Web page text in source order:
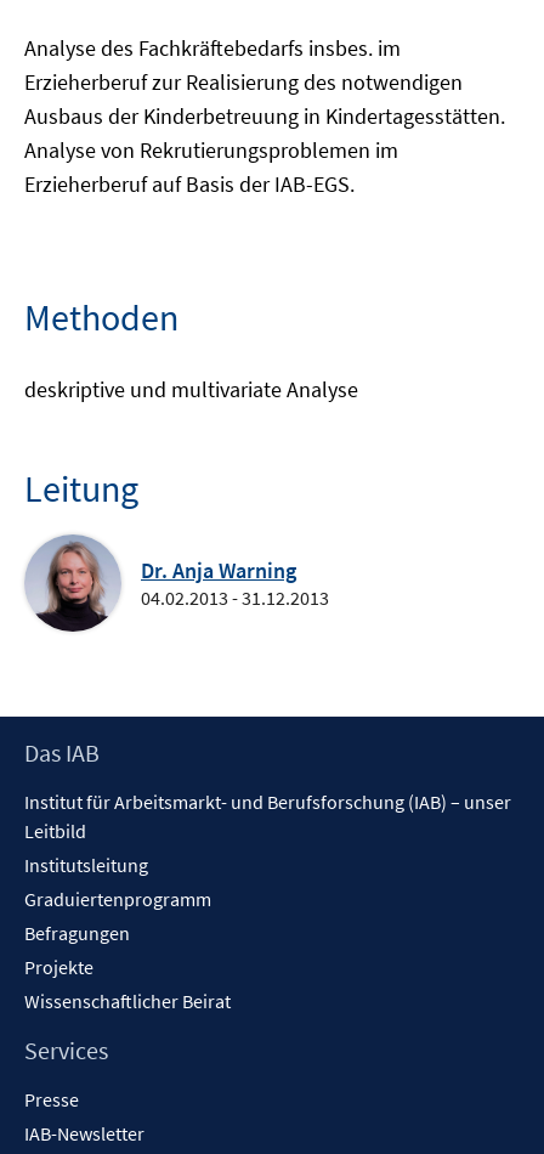
Analyse des Fachkräftebedarfs insbes. im
Erzieherberuf zur Realisierung des notwendigen
Ausbaus der Kinderbetreuung in Kindertagesstätten.
Analyse von Rekrutierungsproblemen im
Erzieherberuf auf Basis der IAB-EGS.
Methoden
deskriptive und multivariate Analyse
Leitung
Dr. Anja Warning
04.02.2013 - 31.12.2013
Footer
Das IAB
Institut für Arbeitsmarkt- und Berufsforschung (IAB) – unser
Leitbild
Institutsleitung
Graduiertenprogramm
Befragungen
Projekte
Wissenschaftlicher Beirat
Services
Presse
IAB-Newsletter